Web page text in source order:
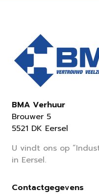
BMA Verhuur
Brouwer 5
5521 DK Eersel
U vindt ons op
in Eersel.
Contactgegevens